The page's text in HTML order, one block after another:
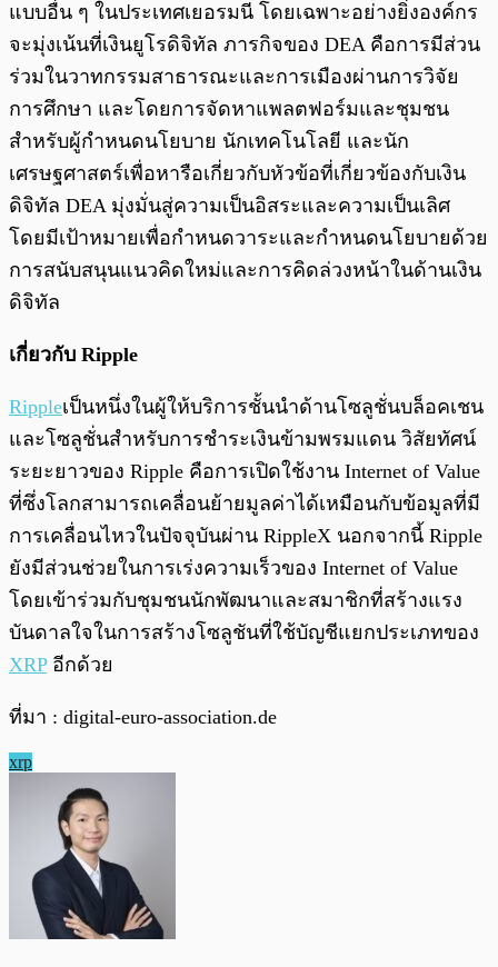
แบบอื่น ๆ ในประเทศเยอรมนี โดยเฉพาะอย่างยิ่งองค์กร
จะมุ่งเน้นที่เงินยูโรดิจิทัล ภารกิจของ DEA คือการมีส่วน
ร่วมในวาทกรรมสาธารณะและการเมืองผ่านการวิจัย
การศึกษา และโดยการจัดหาแพลตฟอร์มและชุมชน
สำหรับผู้กำหนดนโยบาย นักเทคโนโลยี และนัก
เศรษฐศาสตร์เพื่อหารือเกี่ยวกับหัวข้อที่เกี่ยวข้องกับเงิน
ดิจิทัล DEA มุ่งมั่นสู่ความเป็นอิสระและความเป็นเลิศ
โดยมีเป้าหมายเพื่อกำหนดวาระและกำหนดนโยบายด้วย
การสนับสนุนแนวคิดใหม่และการคิดล่วงหน้าในด้านเงิน
ดิจิทัล
เกี่ยวกับ Ripple
Rippleเป็นหนึ่งในผู้ให้บริการชั้นนำด้านโซลูชั่นบล็อคเชน
และโซลูชั่นสำหรับการชำระเงินข้ามพรมแดน วิสัยทัศน์
ระยะยาวของ Ripple คือการเปิดใช้งาน Internet of Value
ที่ซึ่งโลกสามารถเคลื่อนย้ายมูลค่าได้เหมือนกับข้อมูลที่มี
การเคลื่อนไหวในปัจจุบันผ่าน RippleX นอกจากนี้ Ripple
ยังมีส่วนช่วยในการเร่งความเร็วของ Internet of Value
โดยเข้าร่วมกับชุมชนนักพัฒนาและสมาชิกที่สร้างแรง
บันดาลใจในการสร้างโซลูชันที่ใช้บัญชีแยกประเภทของ
XRPอีกด้วย
ที่มา : digital-euro-association.de
xrp